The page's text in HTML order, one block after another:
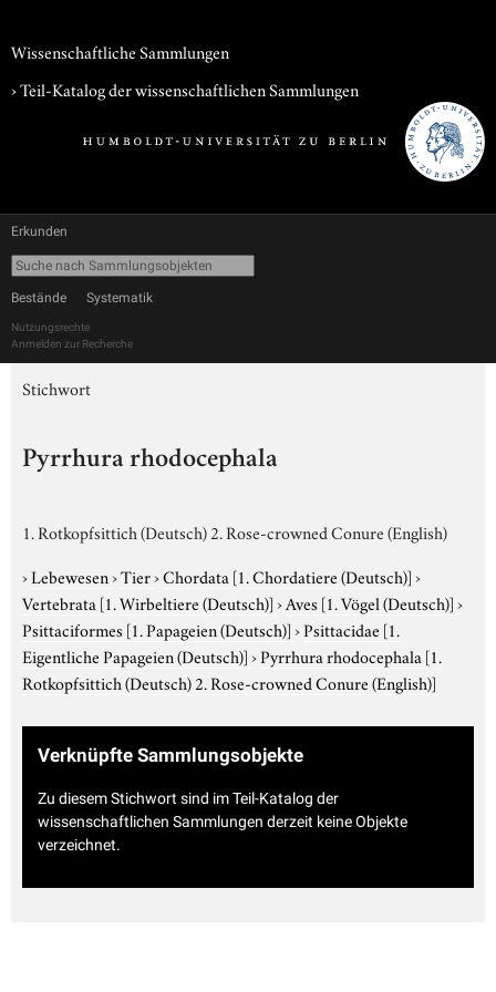
Wissenschaftliche Sammlungen
› Teil-Katalog der wissenschaftlichen Sammlungen
Erkunden
Bestände Systematik
Nutzungsrechte
Anmelden zur Recherche
Stichwort
Pyrrhura rhodocephala
1. Rotkopfsittich (Deutsch) 2. Rose-crowned Conure (English)
›Lebewesen›Tier›Chordata [1. Chordatiere (Deutsch)]›
Vertebrata [1. Wirbeltiere (Deutsch)]›Aves [1. Vögel (Deutsch)]›
Psittaciformes [1. Papageien (Deutsch)]›Psittacidae [1.
Eigentliche Papageien (Deutsch)]›Pyrrhura rhodocephala [1.
Rotkopfsittich (Deutsch) 2. Rose-crowned Conure (English)]
Verknüpfte Sammlungsobjekte
Zu diesem Stichwort sind im Teil-Katalog der
wissenschaftlichen Sammlungen derzeit keine Objekte
verzeichnet.